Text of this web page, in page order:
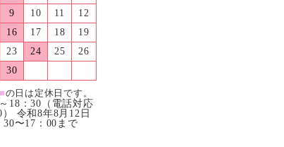
9 10 11
12
16 17 18
19
23 24 25
26
30
■の日は定休日です。
18：30（電話対応
令和8年8月12日
30〜17：00まで